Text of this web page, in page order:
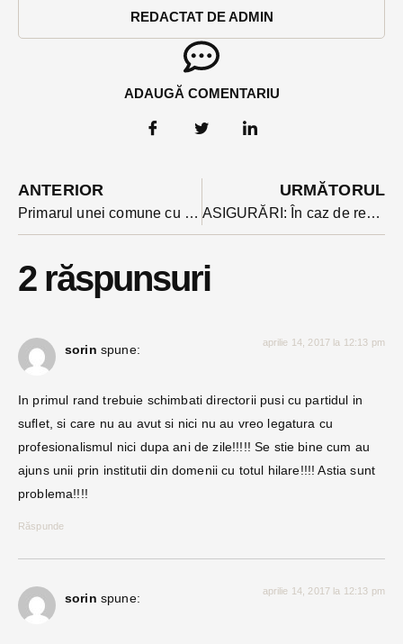
REDACTAT DE ADMIN
ADAUGĂ COMENTARIU
ANTERIOR
Primarul unei comune cu 3000 de locuitori cotat cu mari șanse la șefia județeană a PNL Bistrița-Năsăud. Ioan Oltean spune că e cel mai bun dintre candidați
URMĂTORUL
ASIGURĂRI: În caz de reacții adverse la vaccinare statul va plăti integral tratamentul copilului. Medicii bistrițeni spun însă că precizarea e de imagine
2 răspunsuri
sorin spune: aprilie 14, 2017 la 12:13 pm
In primul rand trebuie schimbati directorii pusi cu partidul in
suflet, si care nu au avut si nici nu au vreo legatura cu
profesionalismul nici dupa ani de zile!!!!! Se stie bine cum au
ajuns unii prin institutii din domenii cu totul hilare!!!! Astia sunt
problema!!!!
Răspunde
sorin spune: aprilie 14, 2017 la 12:13 pm